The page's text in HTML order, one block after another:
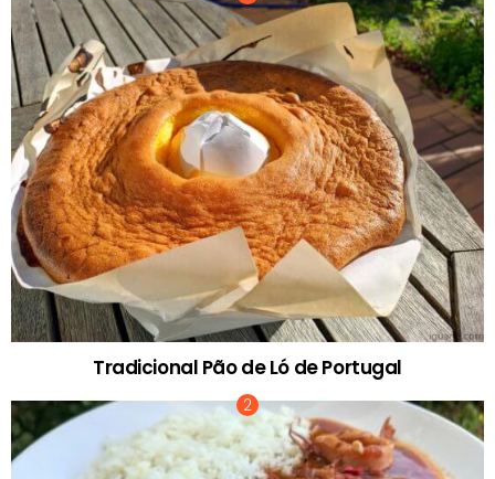
Tradicional Pão de Ló de Portugal